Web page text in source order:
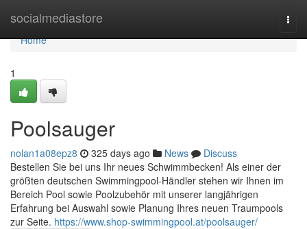
socialmediastore
Home
Home
1
Poolsauger
nolan1a08epz8 325 days ago News
Discuss
Bestellen Sie bei uns Ihr neues Schwimmbecken! Als einer der
größten deutschen Swimmingpool-Händler stehen wir Ihnen im
Bereich Pool sowie Poolzubehör mit unserer langjährigen
Erfahrung bei Auswahl sowie Planung Ihres neuen Traumpools
zur Seite. https://www.shop-swimmingpool.at/poolsauger/